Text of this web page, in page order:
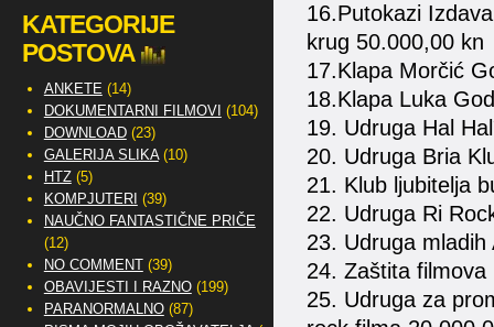
16.Putokazi
krug 50.000,00 kn
17.Klapa Morčić
18.Klapa Luka
19. Udruga Hal
20. Udruga Bria
21. Klub ljubitelja
22. Udruga Ri
23. Udruga
24. Zaštita
25. Udruga za
KATEGORIJE
POSTOVA
ANKETE (14)
DOKUMENTARNI FILMOVI (104)
DOWNLOAD(23)
GALERIJA SLIKA(10)
HTZ(5)
KOMPJUTERI (39)
NAUČNO FANTASTIČNE PRIČE
(12)
NO COMMENT(39)
OBAVIJESTI I RAZNO(199)
PARANORMALNO(87)